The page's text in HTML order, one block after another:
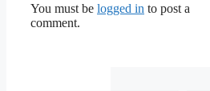
You must be logged in to post a
comment.